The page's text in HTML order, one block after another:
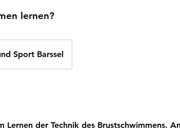
lernen?
Sport Barssel
der Technik des Brustschwimmens.